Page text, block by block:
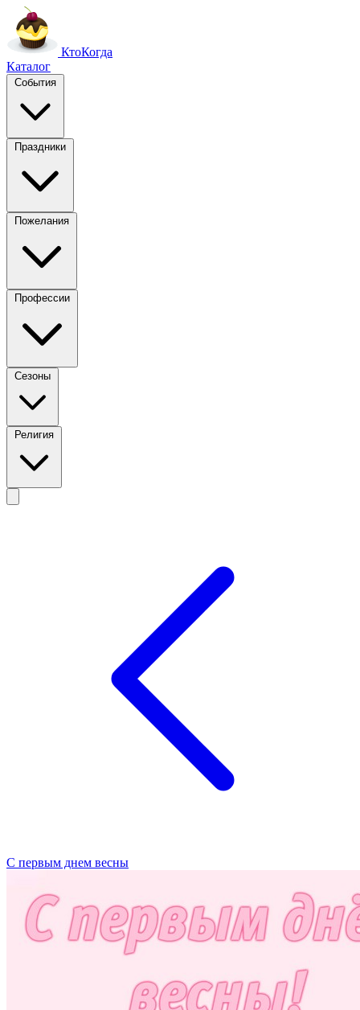
КтоКогда
Каталог
События
Праздники
Пожелания
Профессии
Сезоны
Религия
С первым днем весны